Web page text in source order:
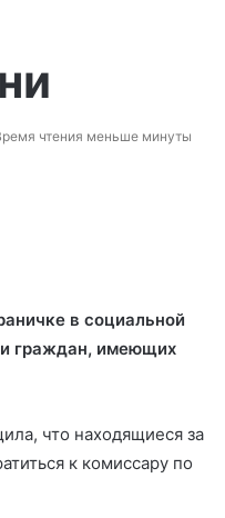
чтения меньше минуты
в социальной
граждан, имеющих
что находящиеся за
к комиссару по